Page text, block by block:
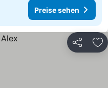
Preise sehen
Teilen